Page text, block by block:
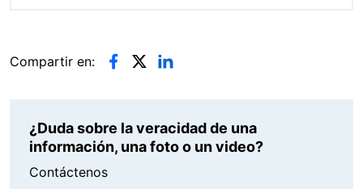
Compartir en:
¿Duda sobre la veracidad de una
información, una foto o un video?
Contáctenos